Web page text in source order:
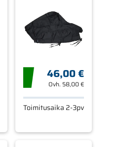
46,00 €
Ovh. 58,00 €
Toimitusaika 2-3pv